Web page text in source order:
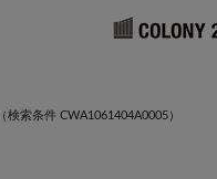
（検索条件 CWA1061404A0005）